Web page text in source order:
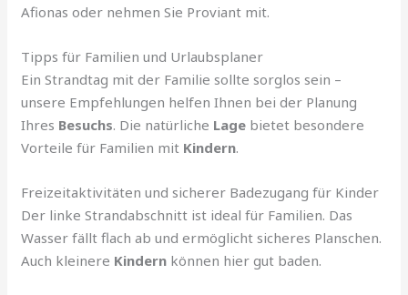
Afionas oder nehmen Sie Proviant mit.
Tipps für Familien und Urlaubsplaner
Ein Strandtag mit der Familie sollte sorglos sein –
unsere Empfehlungen helfen Ihnen bei der Planung
Ihres Besuchs. Die natürliche Lage bietet besondere
Vorteile für Familien mit Kindern.
Freizeitaktivitäten und sicherer Badezugang für Kinder
Der linke Strandabschnitt ist ideal für Familien. Das
Wasser fällt flach ab und ermöglicht sicheres Planschen.
Auch kleinere Kindern können hier gut baden.